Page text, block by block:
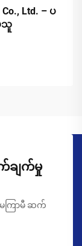
Co., Ltd. – ပ
သူ
ချက်မှု
ြာမီ ဆက်